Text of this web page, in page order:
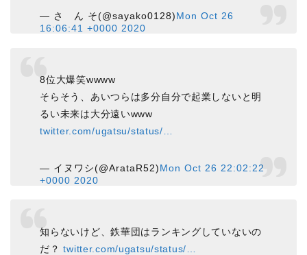
— さ ん そ(@sayako0128)Mon Oct 26
16:06:41 +0000 2020
8位大爆笑wwww
そらそう、あいつらは多分自分で起業しないと明
るい未来は大分遠いwww
twitter.com/ugatsu/status/…
— イヌワシ(@ArataR52)Mon Oct 26 22:02:22
+0000 2020
知らないけど、鉄華団はランキングしていないの
だ？twitter.com/ugatsu/status/…